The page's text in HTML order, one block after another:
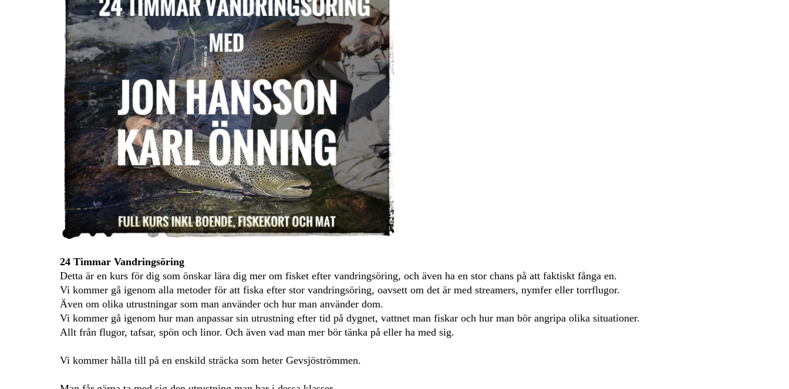
24 Timmar Vandringsöring
Detta är en kurs för dig som önskar lära dig mer om fisket efter vandringsöring, och även ha en stor chans på att faktiskt fånga en.
Vi kommer gå igenom alla metoder för att fiska efter stor vandringsöring, oavsett om det är med streamers, nymfer eller torrflugor.
Även om olika utrustningar som man använder och hur man använder dom.
Vi kommer gå igenom hur man anpassar sin utrustning efter tid på dygnet, vattnet man fiskar och hur man bör angripa olika situationer.
Allt från flugor, tafsar, spön och linor. Och även vad man mer bör tänka på eller ha med sig.
Vi kommer hålla till på en enskild sträcka som heter Gevsjöströmmen.